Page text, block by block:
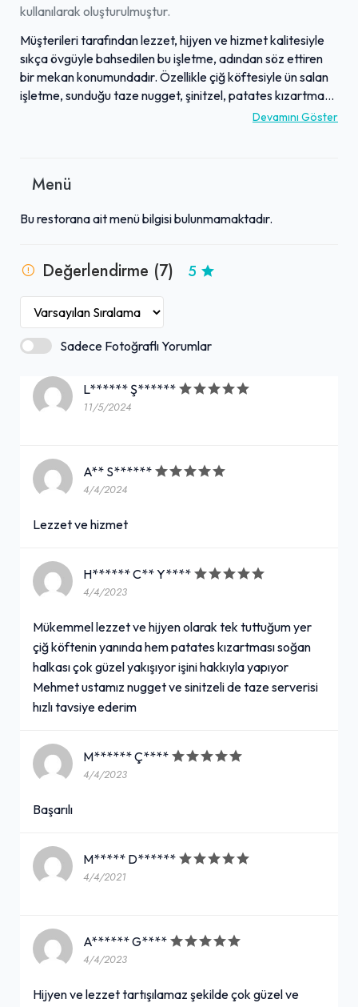
kullanılarak oluşturulmuştur.
Müşterileri tarafından lezzet, hijyen ve hizmet kalitesiyle
sıkça övgüyle bahsedilen bu işletme, adından söz ettiren
bir mekan konumundadır. Özellikle çiğ köftesiyle ün salan
işletme, sunduğu taze nugget, şinitzel, patates kızartması
ve soğan halkası gibi zengin menüsüyle de dikkat
Usta'nın ustalığı ve titiz çalışması, sunulan her ürünün
nitelikleriyle, lezzetli ve güvenilir bir yemek deneyimi
gelmiştir.
Devamını Göster
Menü
Bu restorana ait menü bilgisi bulunmamaktadır.
Değerlendirme (7) 5
Sadece Fotoğraflı Yorumlar
L****** Ş******
11/5/2024
A** S******
4/4/2024
Lezzet ve hizmet
H****** C** Y****
4/4/2023
Mükemmel lezzet ve hijyen olarak tek tuttuğum yer
çiğ köftenin yanında hem patates kızartması soğan
halkası çok güzel yakışıyor işini hakkıyla yapıyor
Mehmet ustamız nugget ve sinitzeli de taze serverisi
hızlı tavsiye ederim
M****** Ç****
4/4/2023
Başarılı
M***** D******
4/4/2021
A****** G****
4/4/2023
Hijyen ve lezzet tartışılamaz şekilde çok güzel ve